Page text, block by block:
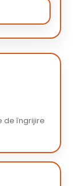
de îngrijire